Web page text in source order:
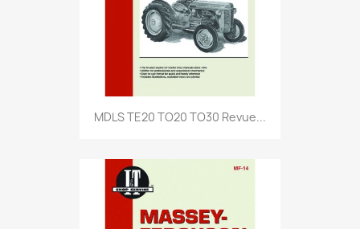
MDLS TE20 TO20 TO30 Revue...